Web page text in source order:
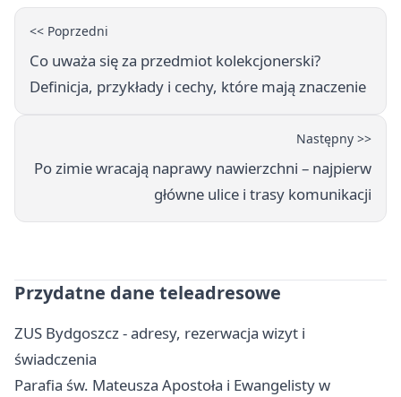
<< Poprzedni
Co uważa się za przedmiot kolekcjonerski?
Definicja, przykłady i cechy, które mają znaczenie
Następny >>
Po zimie wracają naprawy nawierzchni – najpierw
główne ulice i trasy komunikacji
Przydatne dane teleadresowe
ZUS Bydgoszcz - adresy, rezerwacja wizyt i
świadczenia
Parafia św. Mateusza Apostoła i Ewangelisty w